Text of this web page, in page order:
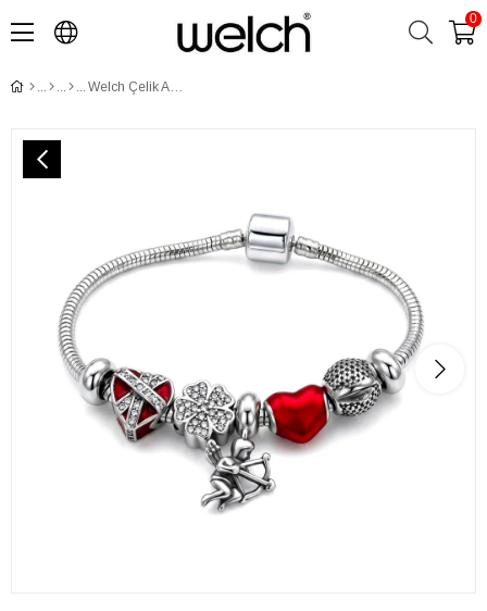
0
​Welch Çelik Aşk Eros Kalp Charm Bileklik